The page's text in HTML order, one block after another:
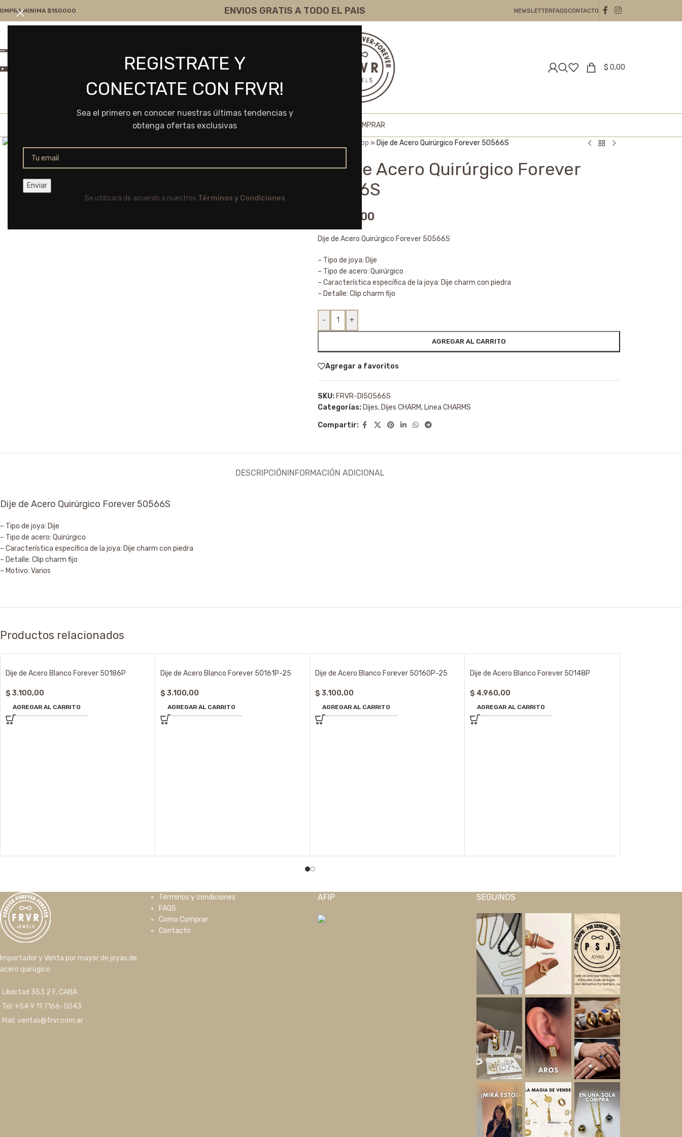
REGISTRATE Y
CONECTATE CON FRVR!
Sea el primero en conocer nuestras últimas tendencias y
obtenga ofertas exclusivas
Se utilizará de acuerdo a nuestros Términos y Condiciones
MINIMA $150000 ENVIOS GRATIS A TODO EL PAIS NEWSLETTERFAQSCONTACTO
ventas@frvr.com.ar
$ 0,00
HOME COMO COMPRAR
Shop » Dije de Acero Quirúrgico Forever 50566S
Dije de Acero Quirúrgico Forever
50566S
6.975,00
Dije de Acero Quirúrgico Forever 50566S
– Tipo de joya: Dije
– Tipo de acero: Quirúrgico
– Característica específica de la joya: Dije charm con piedra
– Detalle: Clip charm fijo
- +
AGREGAR AL CARRITO
Agregar a favoritos
SKU: FRVR-DI50566S
Categorías: Dijes, Dijes CHARM, Linea CHARMS
Compartir:
DESCRIPCIÓNINFORMACIÓN ADICIONAL
Dije de Acero Quirúrgico Forever 50566S
– Tipo de joya: Dije
– Tipo de acero: Quirúrgico
– Característica específica de la joya: Dije charm con piedra
– Detalle: Clip charm fijo
– Motivo: Varios
Productos relacionados
Dije de Acero Blanco Forever 50186P
$ 3.100,00
AGREGAR AL CARRITO
Dije de Acero Blanco Forever 50161P-25
$ 3.100,00
AGREGAR AL CARRITO
Dije de Acero Blanco Forever 50160P-25
$ 3.100,00
AGREGAR AL CARRITO
Dije de Acero Blanco Forever 50148P
$ 4.960,00
AGREGAR AL CARRITO
Importador y Venta por mayor de joyas de
acero quirúgico
Libertad 353 2 F, CABA
Tel: +54 9 11 7166-5043
Mail: ventas@frvr.com.ar
Términos y condiciones
FAQS
Como Comprar
Contacto
AFIP SEGUINOS